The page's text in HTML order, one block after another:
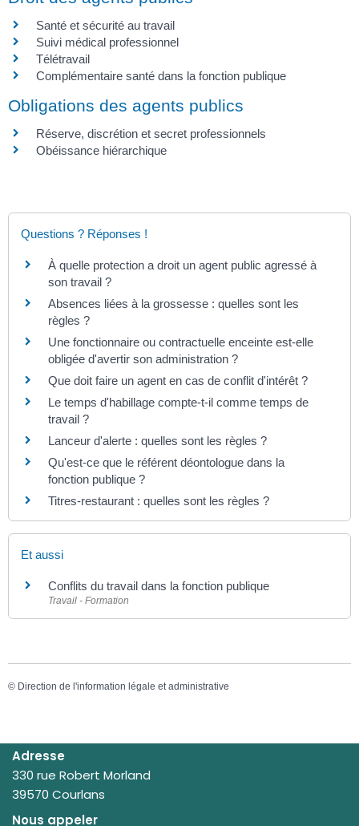
Santé et sécurité au travail
Suivi médical professionnel
Télétravail
Complémentaire santé dans la fonction publique
Obligations des agents publics
Réserve, discrétion et secret professionnels
Obéissance hiérarchique
Questions ? Réponses !
À quelle protection a droit un agent public agressé à
son travail ?
Absences liées à la grossesse : quelles sont les
règles ?
Une fonctionnaire ou contractuelle enceinte est-elle
obligée d'avertir son administration ?
Que doit faire un agent en cas de conflit d'intérêt ?
Le temps d'habillage compte-t-il comme temps de
travail ?
Lanceur d'alerte : quelles sont les règles ?
Qu'est-ce que le référent déontologue dans la
fonction publique ?
Titres-restaurant : quelles sont les règles ?
Et aussi
Conflits du travail dans la fonction publique
Travail - Formation
© Direction de l'information légale et administrative
Adresse
330 rue Robert Morland
39570 Courlans
Nous appeler